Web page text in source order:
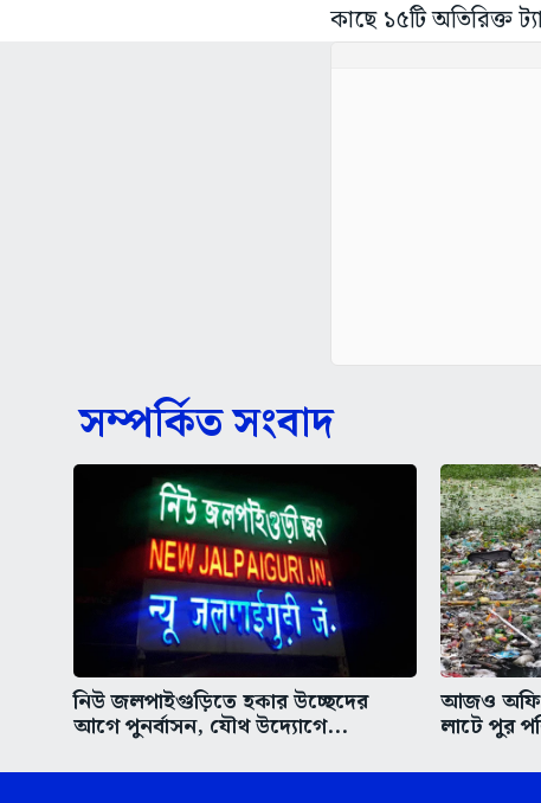
কাছে ১৫টি অতিরিক্ত
সম্পর্কিত সংবাদ
নিউ জলপাইগুড়িতে হকার উচ্ছেদের
আগে পুনর্বাসন, যৌথ উদ্যোগে...
আজও
লাটে পুর